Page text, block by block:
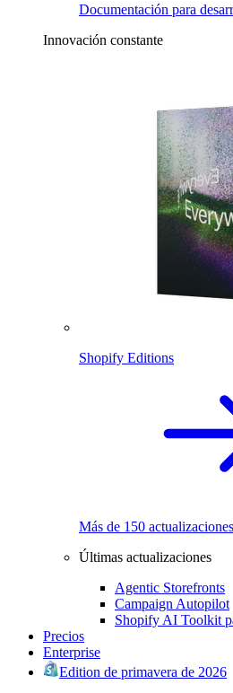
Documentación para
Innovación constante
Shopify Editions
Más de 150
Últimas actualizaciones
Agentic Storefronts
Campaign Autopilot
Shopify AI Toolkit
Precios
Enterprise
Edition de primavera de 2026